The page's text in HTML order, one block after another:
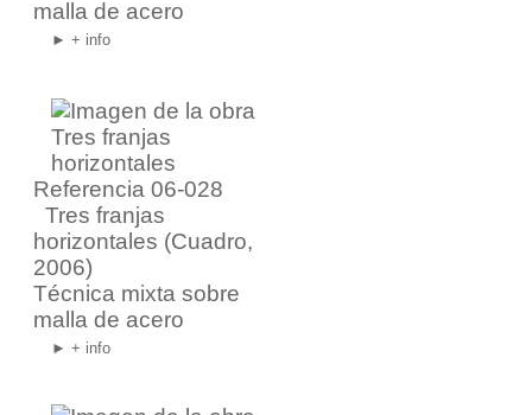
malla de acero
► + info
Referencia 06-028
Tres franjas
horizontales (Cuadro,
2006)
Técnica mixta sobre
malla de acero
► + info